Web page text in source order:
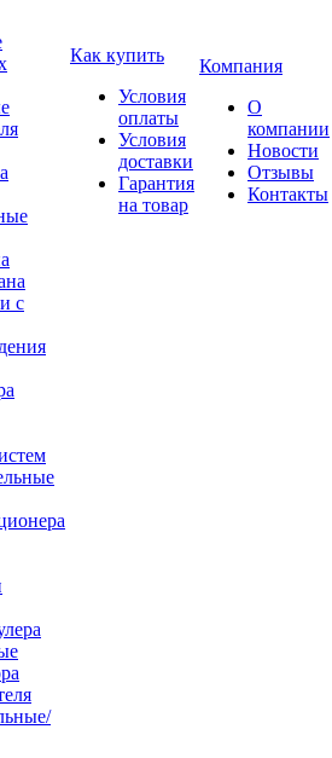
с
Как купить
Условия
оплаты
Условия
доставки
Гарантия
на товар
Компания
О
компании
Новости
Отзывы
Контакты